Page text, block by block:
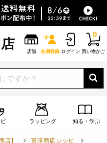
店舗 会員登録 ログイン 買い物かご
0
ラッピング 知る・学ぶ
店】
富澤商店 レシピ